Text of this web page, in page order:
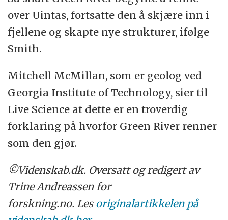
over Uintas, fortsatte den å skjære inn i
fjellene og skapte nye strukturer, ifølge
Smith.
Mitchell McMillan, som er geolog ved
Georgia Institute of Technology, sier til
Live Science at dette er en troverdig
forklaring på hvorfor Green River renner
som den gjør.
©Videnskab.dk. Oversatt og redigert av
Trine Andreassen for
forskning.no. Les originalartikkelen på